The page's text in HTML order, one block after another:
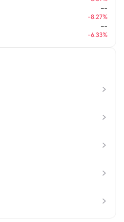
--
-8.27%
--
-6.33%